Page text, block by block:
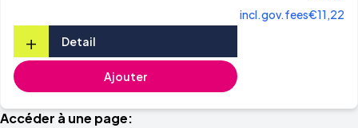
incl.gov.fees€11,22
+ Detail
Ajouter
Accéder à une page: